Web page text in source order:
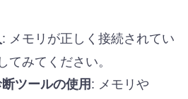
: メモリが正しく接続されてい
みてください。
ツールの使用: メモリや